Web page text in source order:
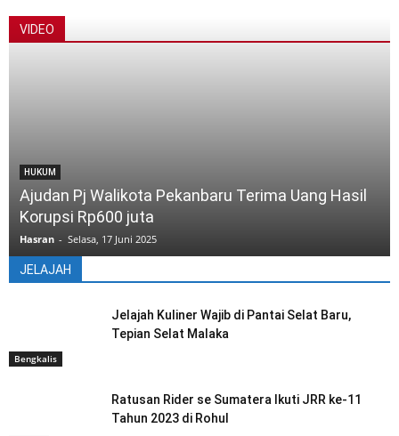
VIDEO
HUKUM
Ajudan Pj Walikota Pekanbaru Terima Uang Hasil
Korupsi Rp600 juta
Hasran - Selasa, 17 Juni 2025
JELAJAH
Bengkalis
Jelajah Kuliner Wajib di Pantai Selat Baru,
Tepian Selat Malaka
Ratusan Rider se Sumatera Ikuti JRR ke-11
Tahun 2023 di Rohul